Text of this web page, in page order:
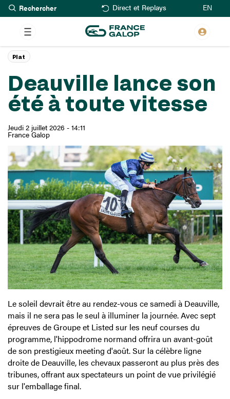
Aller
au
contenu
principal
Rechercher Direct et Replays EN
Deauville lance son
été à toute vitesse
Jeudi 2 juillet 2026 - 14:11
France Galop
Plat
Le soleil devrait être au rendez-vous ce samedi à Deauville,
mais il ne sera pas le seul à illuminer la journée. Avec sept
épreuves de Groupe et Listed sur les neuf courses du
programme, l'hippodrome normand offrira un avant-goût
de son prestigieux meeting d'août. Sur la célèbre ligne
droite de Deauville, les chevaux passeront au plus près des
tribunes, offrant aux spectateurs un point de vue privilégié
sur l'emballage final.